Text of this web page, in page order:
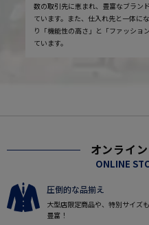
数の取引先に恵まれ、豊富なブラン
ています。また、仕入れ先と一体に
り「機能性の高さ」と「ファッショ
ています。
オンライ
ONLINE
圧倒的な品揃え
大型店限定商品や、特別サイズも
豊富！